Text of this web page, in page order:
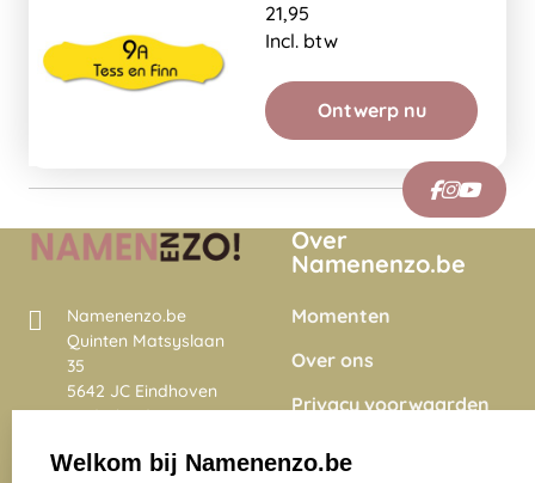
21,95
Incl. btw
Ontwerp nu
Namenenzo.be
Quinten Matsyslaan
35
5642 JC Eindhoven
Nederland
Over
Namenenzo.be
Momenten
Over ons
Privacy voorwaarden
Onze vacatures
Welkom bij Namenenzo.be